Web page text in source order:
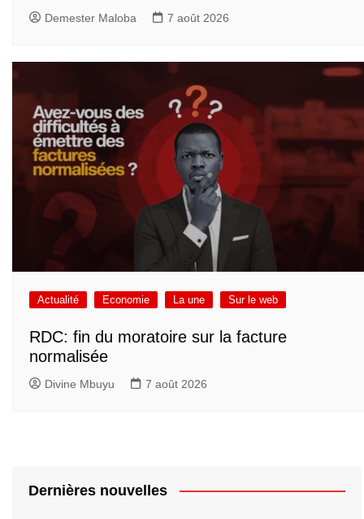
Demester Maloba 7 août 2026
Actualité Economie La une Sur le web
RDC: fin du moratoire sur la facture
normalisée
Divine Mbuyu 7 août 2026
Dernières nouvelles